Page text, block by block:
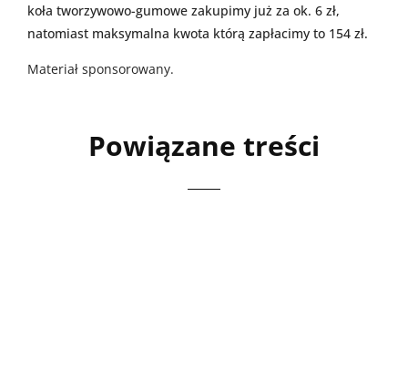
koła tworzywowo-gumowe zakupimy już za ok. 6 zł,
natomiast maksymalna kwota którą zapłacimy to 154 zł.
Materiał sponsorowany.
Powiązane treści